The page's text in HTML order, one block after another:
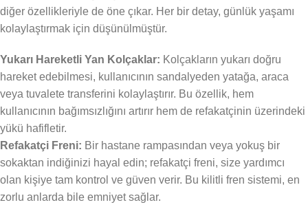
diğer özellikleriyle de öne çıkar. Her bir detay, günlük yaşamı
kolaylaştırmak için düşünülmüştür.
Yukarı Hareketli Yan Kolçaklar: Kolçakların yukarı doğru
hareket edebilmesi, kullanıcının sandalyeden yatağa, araca
veya tuvalete transferini kolaylaştırır. Bu özellik, hem
kullanıcının bağımsızlığını artırır hem de refakatçinin üzerindeki
yükü hafifletir.
Refakatçi Freni: Bir hastane rampasından veya yokuş bir
sokaktan indiğinizi hayal edin; refakatçi freni, size yardımcı
olan kişiye tam kontrol ve güven verir. Bu kilitli fren sistemi, en
zorlu anlarda bile emniyet sağlar.